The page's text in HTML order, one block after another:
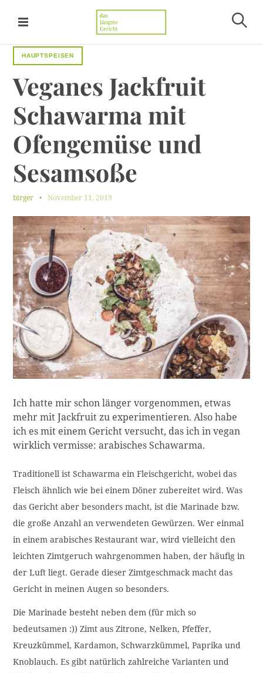
Das jüngste Gericht
u
HAUPTSPEISEN
Veganes Jackfruit
Schawarma mit
Ofengemüse und
Sesamsoße
birger November 11, 2019
Ich hatte mir schon länger vorgenommen, etwas
mehr mit Jackfruit zu experimentieren. Also habe
ich es mit einem Gericht versucht, das ich in vegan
wirklich vermisse: arabisches Schawarma.
Traditionell ist Schawarma ein Fleischgericht, wobei das
Fleisch ähnlich wie bei einem Döner zubereitet wird. Was
das Gericht aber besonders macht, ist die Marinade bzw.
die große Anzahl an verwendeten Gewürzen. Wer einmal
in einem arabisches Restaurant war, wird vielleicht den
leichten Zimtgeruch wahrgenommen haben, der häufig in
der Luft liegt. Gerade dieser Zimtgeschmack macht das
Gericht in meinen Augen so besonders.
Die Marinade besteht neben dem (für mich so
bedeutsamen :)) Zimt aus Zitrone, Nelken, Pfeffer,
Kreuzkümmel, Kardamon, Schwarzkümmel, Paprika und
Knoblauch. Es gibt natürlich zahlreiche Varianten und